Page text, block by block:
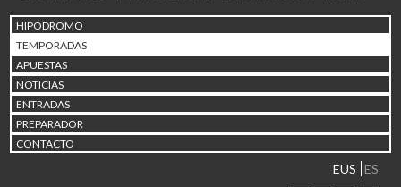
HIPÓDROMO
TEMPORADAS
APUESTAS
NOTICIAS
ENTRADAS
PREPARADOR
CONTACTO
EUS ES